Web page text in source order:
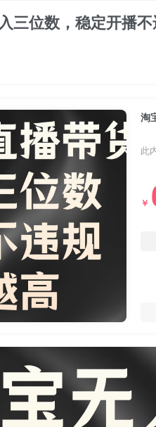
三位数，稳定开播
淘
此
￥